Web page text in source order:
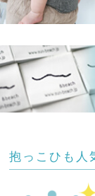
抱っこひも人